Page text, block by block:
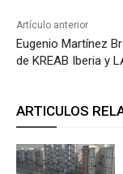
Artículo anterior
Eugenio Martínez
de KREAB Iberia y
ARTICULOS